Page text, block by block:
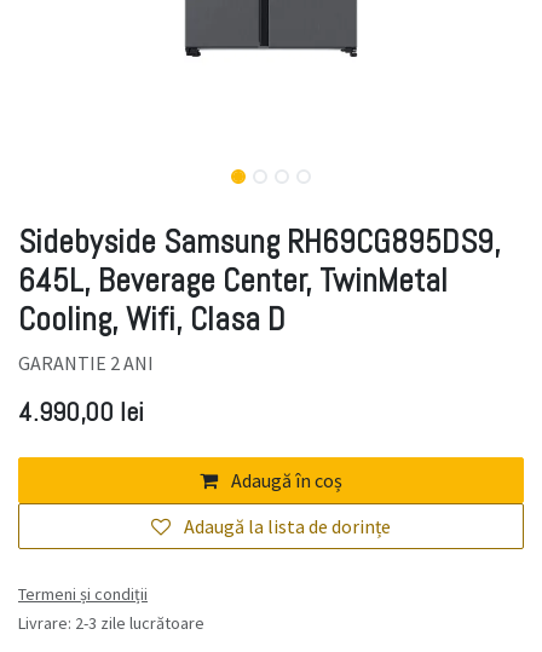
Sidebyside Samsung RH69CG895DS9,
645L, Beverage Center, TwinMetal
Cooling, Wifi, Clasa D
GARANTIE 2 ANI
4.990,00 lei
Adaugă în coș
Adaugă la lista de dorințe
Termeni și condiții
Livrare: 2-3 zile lucrătoare